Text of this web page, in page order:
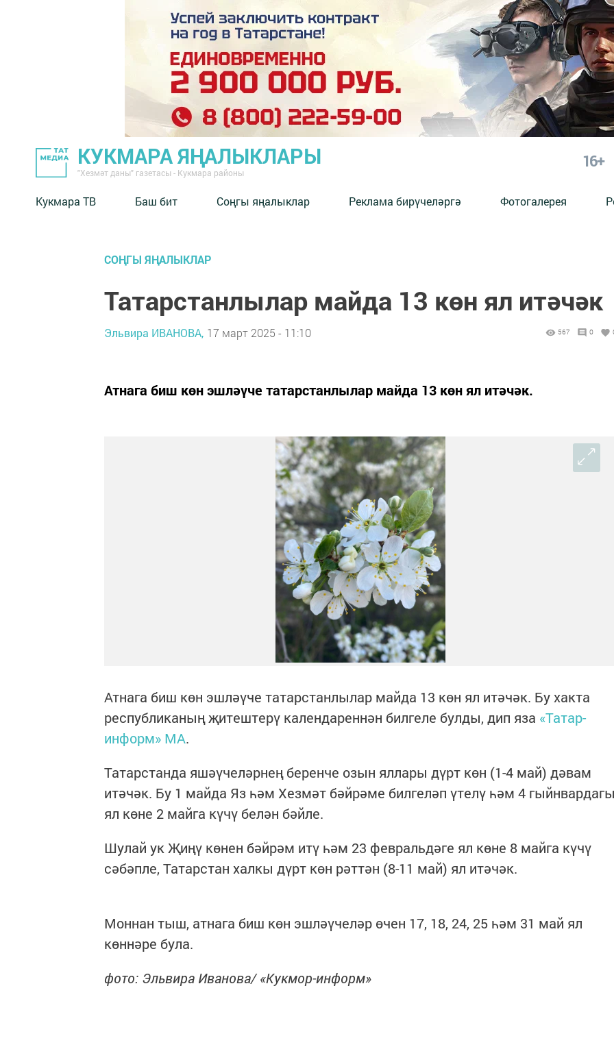
КУКМАРА ЯҢАЛЫКЛАРЫ
"Хезмәт даны" газетасы - Кукмара районы
16+
Кукмара ТВ Баш бит Соңгы яңалыклар Реклама бирүчеләргә Фотогалерея
СОҢГЫ ЯҢАЛЫКЛАР
Татарстанлылар майда 13 көн ял итәчәк
Эльвира ИВАНОВА, 17 март 2025 - 11:10 567 0
Атнага биш көн эшләүче татарстанлылар майда 13 көн ял итәчәк.
Атнага биш көн эшләүче татарстанлылар майда 13 көн ял итәчәк. Бу хакта
республиканың җитештерү календареннән билгеле булды, дип яза «Татар-
информ» МА.
Татарстанда яшәүчеләрнең беренче озын яллары дүрт көн (1-4 май) дәвам
итәчәк. Бу 1 майда Яз һәм Хезмәт бәйрәме билгеләп үтелү һәм 4
ял көне 2 майга күчү белән бәйле.
Шулай ук Җиңү көнен бәйрәм итү һәм 23 февральдәге ял көне 8 майга күчү
сәбәпле, Татарстан халкы дүрт көн рәттән (8-11 май) ял итәчәк.
Моннан тыш, атнага биш көн эшләүчеләр өчен 17, 18, 24, 25 һәм 31 май ял
көннәре була.
фото: Эльвира Иванова/ «Кукмор-информ»